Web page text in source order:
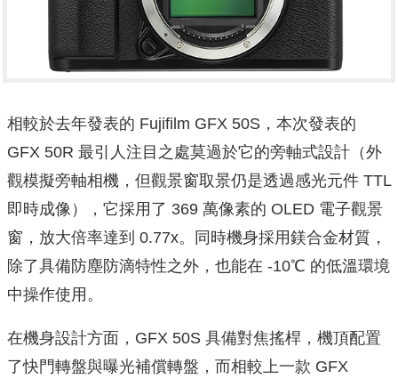
相較於去年發表的 Fujifilm GFX 50S，本次發表的
GFX 50R 最引人注目之處莫過於它的旁軸式設計（外
觀模擬旁軸相機，但觀景窗取景仍是透過感光元件 TTL
即時成像），它採用了 369 萬像素的 OLED 電子觀景
窗，放大倍率達到 0.77x。同時機身採用鎂合金材質，
除了具備防塵防滴特性之外，也能在 -10℃ 的低溫環境
中操作使用。
在機身設計方面，GFX 50S 具備對焦搖桿，機頂配置
了快門轉盤與曝光補償轉盤，而相較上一款 GFX